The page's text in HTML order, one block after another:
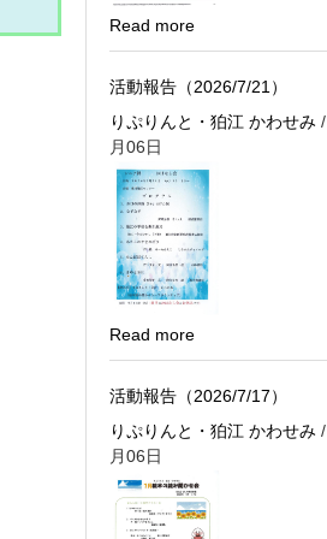
Read more
活動報告（2026/7/21）
りぷりんと・狛江 かわせみ
月06日
Read more
活動報告（2026/7/17）
りぷりんと・狛江 かわせみ
月06日